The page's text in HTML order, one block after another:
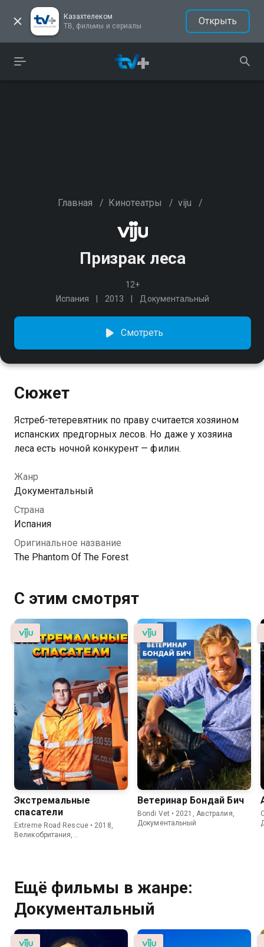
Казахтелеком
ТВ, фильмы и сериалы
Открыть
Главная / Кинотеатры / viju /
Призрак леса
12+
Испания
2013 Документальный
Смотреть
Сюжет
Ястреб-тетеревятник по праву считается хозяином
испанских предгорных лесов. Но даже у хозяина
леса есть ночной конкурент — филин.
Жанр
Документальный
Страна
Испания
Оригинальное название
The Phantom Of The Forest
С этим смотрят
Экстремальные
спасатели
Extreme Road Rescue • 2018,
Великобритания,
Ветеринар Бондай Бич
Bondi Vet • 2021, Австралия,
Документальный
Ещё фильмы в жанре:
Документальный